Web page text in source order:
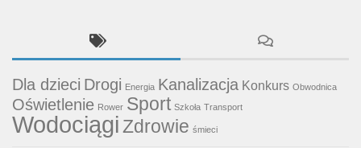
Dla dzieci Drogi Energia Kanalizacja Konkurs Obwodnica
Oświetlenie Rower Sport Szkoła Transport
WodociągiZdrowie śmieci